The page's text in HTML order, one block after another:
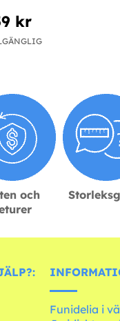
kr
och
Funidelia i